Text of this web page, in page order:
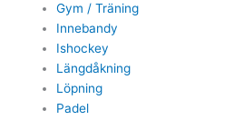
Gym / Träning
Innebandy
Ishockey
Längdåkning
Löpning
Padel